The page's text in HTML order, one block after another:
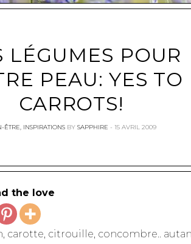
LÉGUMES POUR
PEAU: YES TO
CARROTS!
ÊTRE INSPIRATIONS BY SAPPHIRE 15 AVRIL 2009
the love
carotte, citrouille, concombre..